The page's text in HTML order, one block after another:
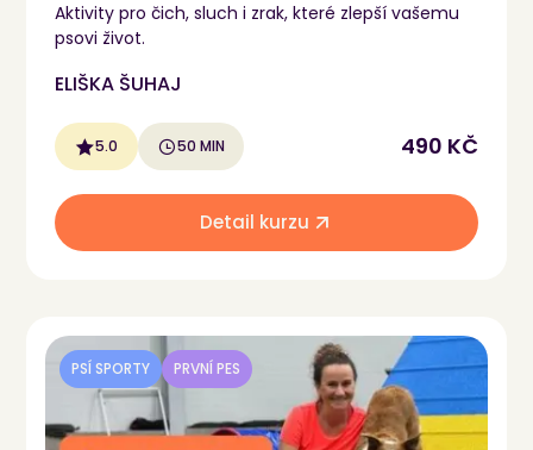
Aktivity pro čich, sluch i zrak, které zlepší vašemu
psovi život.
ELIŠKA ŠUHAJ
5.0 50 MIN 490 KČ
Detail kurzu
PSÍ SPORTY PRVNÍ PES